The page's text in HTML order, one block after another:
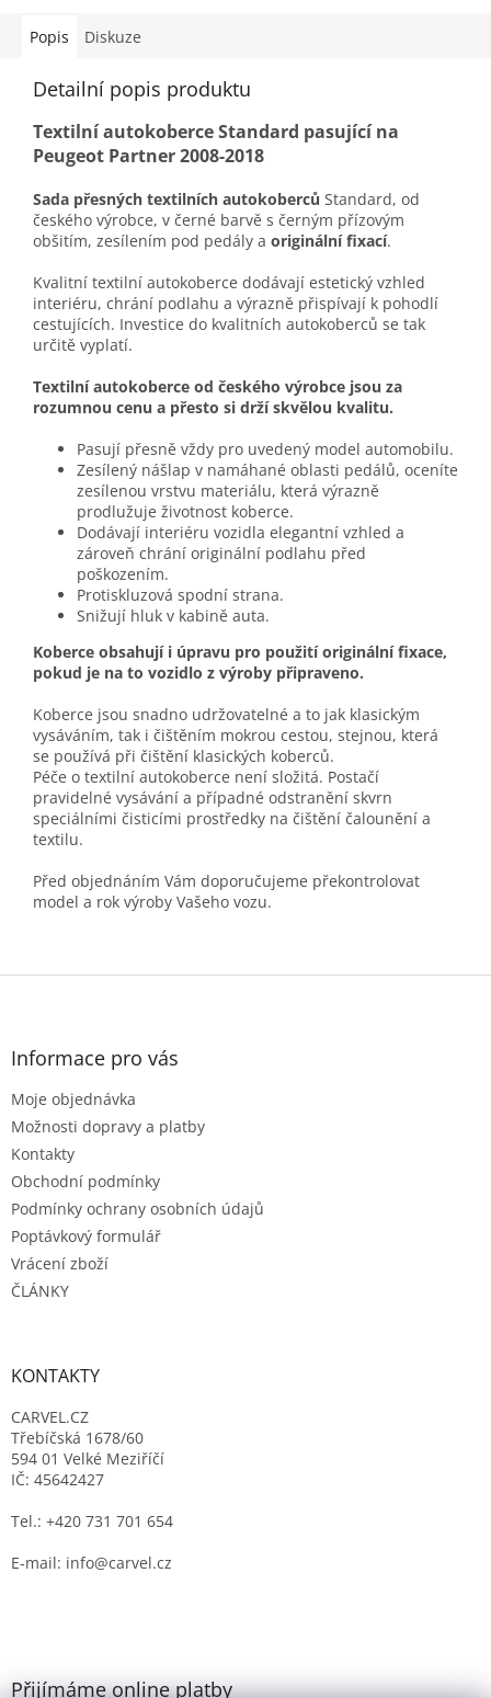
Popis Diskuze
Detailní popis produktu
Textilní autokoberce Standard pasující na
Peugeot Partner 2008-2018
Sada přesných textilních autokoberců Standard, od
českého výrobce, v černé barvě s černým přízovým
obšitím, zesílením pod pedály a originální fixací.
Kvalitní textilní autokoberce dodávají estetický vzhled
interiéru, chrání podlahu a výrazně přispívají k pohodlí
cestujících. Investice do kvalitních autokoberců se tak
určitě vyplatí.
Textilní autokoberce od českého výrobce jsou za
rozumnou cenu a přesto si drží skvělou kvalitu.
Pasují přesně vždy pro uvedený model automobilu.
Zesílený nášlap v namáhané oblasti pedálů, oceníte
zesílenou vrstvu materiálu, která výrazně
prodlužuje životnost koberce.
Dodávají interiéru vozidla elegantní vzhled a
zároveň chrání originální podlahu před
poškozením.
Protiskluzová spodní strana.
Snižují hluk v kabině auta.
Koberce obsahují i úpravu pro použití originální fixace,
pokud je na to vozidlo z výroby připraveno.
Koberce jsou snadno udržovatelné a to jak klasickým
vysáváním, tak i čištěním mokrou cestou, stejnou, která
se používá při čištění klasických koberců.
Péče o textilní autokoberce není složitá. Postačí
pravidelné vysávání a případné odstranění skvrn
speciálními čisticími prostředky na čištění čalounění a
textilu.
Před objednáním Vám doporučujeme překontrolovat
model a rok výroby Vašeho vozu.
Z
Informace pro vás
Moje objednávka
Možnosti dopravy a platby
Kontakty
Obchodní podmínky
Podmínky ochrany osobních údajů
Poptávkový formulář
Vrácení zboží
ČLÁNKY
KONTAKTY
CARVEL.CZ
Třebíčská 1678/60
594 01 Velké Meziříčí
IČ: 45642427
Tel.: +420 731 701 654
E-mail: info@carvel.cz
Přijímáme online platby